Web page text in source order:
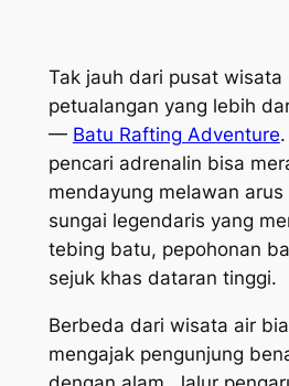
Tak jauh dari pusat wisata
petualangan yang lebih
— Batu Rafting Adventure
pencari adrenalin bisa
mendayung melawan arus
sungai legendaris yang
tebing batu, pepohonan
sejuk khas dataran tinggi.
Berbeda dari wisata air
mengajak pengunjung